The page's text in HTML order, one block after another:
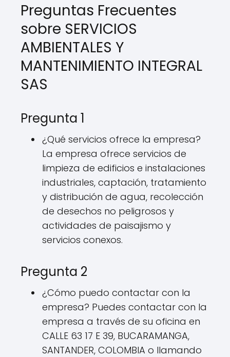
Preguntas Frecuentes
sobre SERVICIOS
AMBIENTALES Y
MANTENIMIENTO INTEGRAL
SAS
Pregunta 1
¿Qué servicios ofrece la empresa?
La empresa ofrece servicios de
limpieza de edificios e instalaciones
industriales, captación, tratamiento
y distribución de agua, recolección
de desechos no peligrosos y
actividades de paisajismo y
servicios conexos.
Pregunta 2
¿Cómo puedo contactar con la
empresa? Puedes contactar con la
empresa a través de su oficina en
CALLE 63 17 E 39, BUCARAMANGA,
SANTANDER, COLOMBIA o llamando